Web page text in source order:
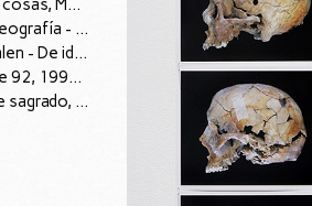
El curso de las cosas, Museo de Salamanca, 1998
A UA CRAG. Geografía - métodos. 1994. (Exposición itinerante de A Ua Crag por Castilla y León)
Uit ongelijke talen - De idiomas desiguales, Fundación Kunst & Complex, Rotterdam, 1993. (proyecto de A Ua Crag y Kunst & Complex)
Art Assenende 92, 1992 (proyecto con A Ua Crag, Assenende, Bélgica)
Lucus / Bosque sagrado, Espacio A Ua Crag, Aranda de Duero (Burgos), 1990